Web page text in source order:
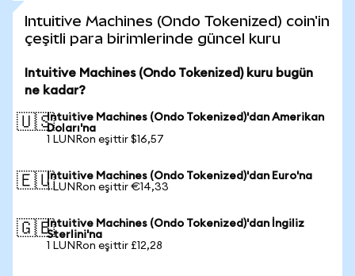
Intuitive Machines (Ondo Tokenized) coin'in
çeşitli para birimlerinde güncel kuru
Intuitive Machines (Ondo Tokenized) kuru bugün
ne kadar?
🇺🇸Intuitive Machines (Ondo Tokenized)'dan Amerikan
Doları'na
1 LUNRon eşittir $16,57
🇪🇺Intuitive Machines (Ondo Tokenized)'dan Euro'na
1 LUNRon eşittir €14,33
🇬🇧Intuitive Machines (Ondo Tokenized)'dan İngiliz
Sterlini'na
1 LUNRon eşittir £12,28